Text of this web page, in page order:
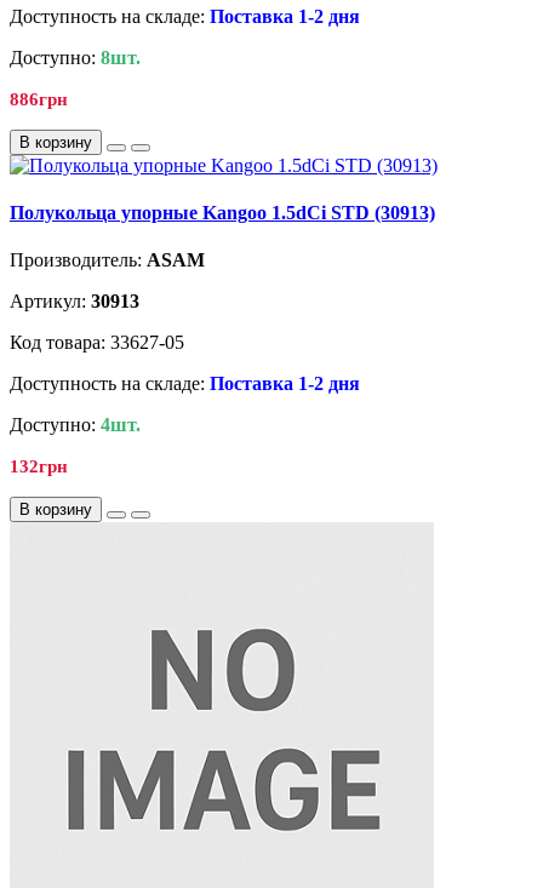
Доступность на складе: Поставка 1-2 дня
Доступно: 8шт.
886грн
В корзину
Полукольца упорные Kangoo 1.5dCi STD (30913)
Производитель: ASAM
Артикул: 30913
Код товара: 33627-05
Доступность на складе: Поставка 1-2 дня
Доступно: 4шт.
132грн
В корзину